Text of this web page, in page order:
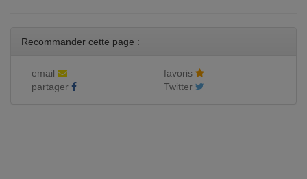
Recommander cette page :
email
favoris
partager
Twitter